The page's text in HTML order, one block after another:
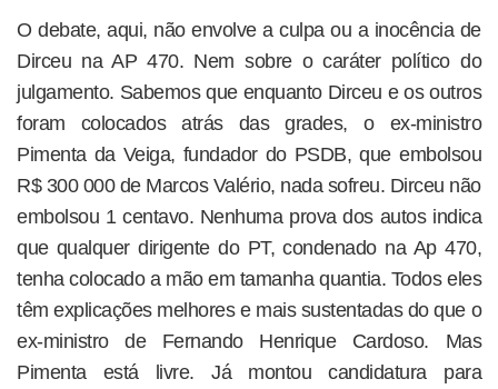
O debate, aqui, não envolve a culpa ou a inocência de
Dirceu na AP 470. Nem sobre o caráter político do
julgamento. Sabemos que enquanto Dirceu e os outros
foram colocados atrás das grades, o ex-ministro
Pimenta da Veiga, fundador do PSDB, que embolsou
R$ 300 000 de Marcos Valério, nada sofreu. Dirceu não
embolsou 1 centavo. Nenhuma prova dos autos indica
que qualquer dirigente do PT, condenado na Ap 470,
tenha colocado a mão em tamanha quantia. Todos eles
têm explicações melhores e mais sustentadas do que o
ex-ministro de Fernando Henrique Cardoso. Mas
Pimenta está livre. Já montou candidatura para